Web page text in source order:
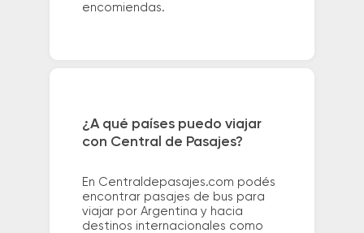
encomiendas.
¿A qué países puedo viajar
con Central de Pasajes?
En Centraldepasajes.com podés
encontrar pasajes de bus para
viajar por Argentina y hacia
destinos internacionales como